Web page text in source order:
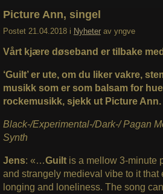
Picture Ann, singel
Postet 21.04.2018 i Nyheter av yngve
Vårt kjære døseband er tilbake
‘Guilt’ er ute, om du liker vakre,
musikk som er som balsam for
rockemusikk, sjekk ut Picture Ann.
Black-/Experimental-/Dark-/ Pagan
Synth
Jens: «…Guilt is a mellow 3-minute
and strangely medieval vibe to it
longing and loneliness. The song